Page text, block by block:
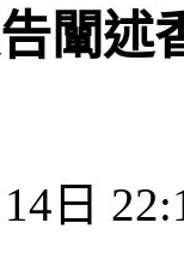
闡述
日